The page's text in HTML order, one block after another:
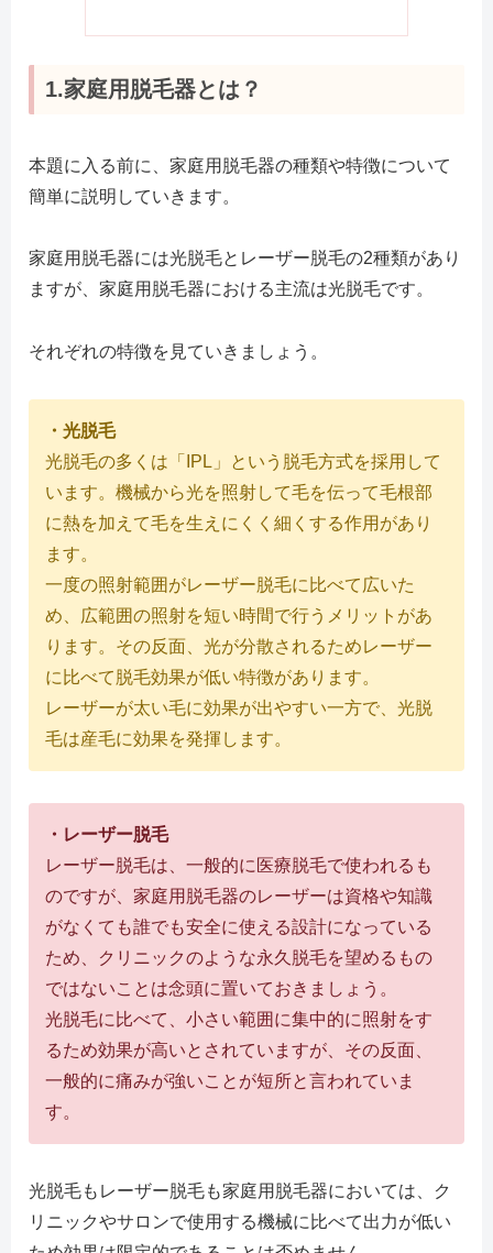
1.家庭用脱毛器とは？
本題に入る前に、家庭用脱毛器の種類や特徴について
簡単に説明していきます。
家庭用脱毛器には光脱毛とレーザー脱毛の2種類があり
ますが、家庭用脱毛器における主流は光脱毛です。
それぞれの特徴を見ていきましょう。
・光脱毛
光脱毛の多くは「IPL」という脱毛方式を採用して
います。機械から光を照射して毛を伝って毛根部
に熱を加えて毛を生えにくく細くする作用があり
ます。
一度の照射範囲がレーザー脱毛に比べて広いた
め、広範囲の照射を短い時間で行うメリットがあ
ります。その反面、光が分散されるためレーザー
に比べて脱毛効果が低い特徴があります。
レーザーが太い毛に効果が出やすい一方で、光脱
毛は産毛に効果を発揮します。
・レーザー脱毛
レーザー脱毛は、一般的に医療脱毛で使われるも
のですが、家庭用脱毛器のレーザーは資格や知識
がなくても誰でも安全に使える設計になっている
ため、クリニックのような永久脱毛を望めるもの
ではないことは念頭に置いておきましょう。
光脱毛に比べて、小さい範囲に集中的に照射をす
るため効果が高いとされていますが、その反面、
一般的に痛みが強いことが短所と言われていま
す。
光脱毛もレーザー脱毛も家庭用脱毛器においては、ク
リニックやサロンで使用する機械に比べて出力が低い